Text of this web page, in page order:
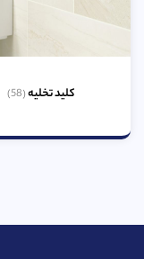
کلید تخلیه(58)